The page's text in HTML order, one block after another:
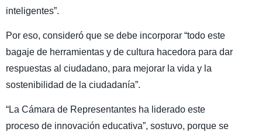
inteligentes”.
Por eso, consideró que se debe incorporar “todo este
bagaje de herramientas y de cultura hacedora para dar
respuestas al ciudadano, para mejorar la vida y la
sostenibilidad de la ciudadanía”.
“La Cámara de Representantes ha liderado este
proceso de innovación educativa”, sostuvo, porque se